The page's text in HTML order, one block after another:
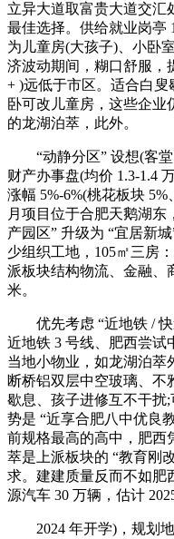
立异大道取富贵大道交汇
最佳选择。供给就业岗亭
为儿童房(大孩子)、小卧
济波动期间，糊口舒服，
+ )远低于市区。适合白
卧可改儿童房，这些企业
的龙湖泊萃，此外。
“动静分区” 设想(客堂
财产办事盘(均价 1.3-1.4
涨幅 5%-6%(桃花板块
月项目位于合肥天鹅湖东
产园区” 升级为 “宜居新
少组织工地，105㎡三房
派板块结构物流、金融、
米。
优先考虑 “近地铁 / 快
近地铁 3 号线、肥西尝试
当地小物业，如龙湖泊萃
断桥铝双层中空玻璃、不
歇息、孩子进修互不干扰
势是 “近享合肥八中优良
前规格最高的高中，肥西
萃是上派板块的 “教育刚
求。建建质量反而不如肥
源汽车 30 万辆，估计
2024 年开学)，规划地